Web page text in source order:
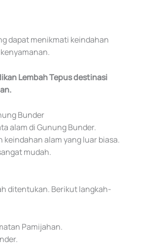
dapat menikmati keindahan
Lembah Tepus destinasi
Bunder
alam di Gunung Bunder.
alam yang luar biasa.
mudah.
ditentukan. Berikut langkah-
Pamijahan.